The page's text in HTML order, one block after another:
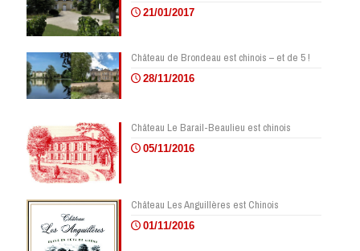
21/01/2017
Château de Brondeau est chinois – et de 5 !
28/11/2016
Château Le Barail-Beaulieu est chinois
05/11/2016
Château Les Anguillères est Chinois
01/11/2016